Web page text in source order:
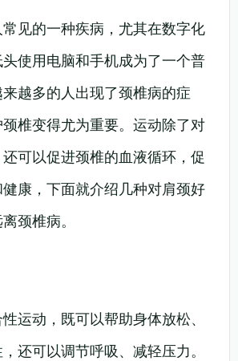
见的一种疾病，尤其在数字化
使用电脑和手机成为了一个普
越多的人出现了颈椎病的症
椎变得尤为重要。运动除了对
可以促进颈椎的血液循环，促
康，下面就介绍几种对肩颈好
颈椎病。
运动，既可以帮助身体放松、
还可以调节呼吸、减轻压力。